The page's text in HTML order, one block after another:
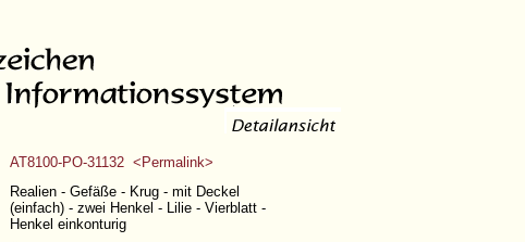
AT8100-PO-31132 <Permalink>
Realien - Gefäße - Krug - mit Deckel
(einfach) - zwei Henkel - Lilie - Vierblatt -
Henkel einkonturig